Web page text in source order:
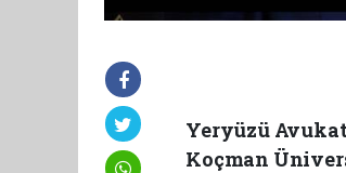
Yeryüzü
Koçman